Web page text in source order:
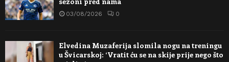
03/08/2026 0
Elvedina Muzaferija slomila nogu na treningu
u Švicarskoj: ‘Vratit ću se na skije prije nego što